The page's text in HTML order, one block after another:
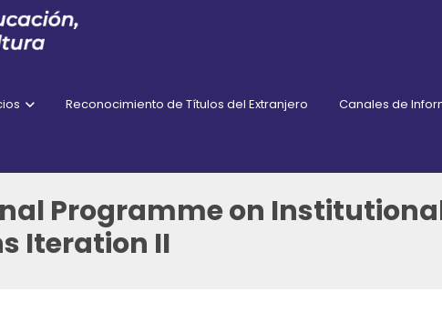
Reconocimiento de Títulos del Extranjero Canales de
Programme on
Iteration II